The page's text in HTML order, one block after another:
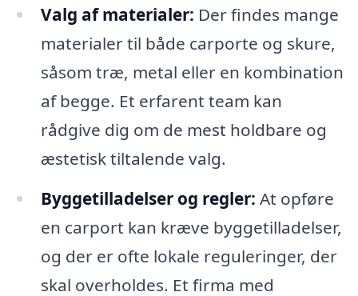
Valg af materialer: Der findes mange
materialer til både carporte og skure,
såsom træ, metal eller en kombination
af begge. Et erfarent team kan
rådgive dig om de mest holdbare og
æstetisk tiltalende valg.
Byggetilladelser og regler: At opføre
en carport kan kræve byggetilladelser,
og der er ofte lokale reguleringer, der
skal overholdes. Et firma med